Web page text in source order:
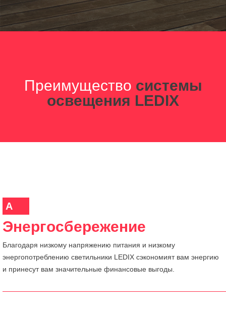
Преимущество системы
освещения LEDIX
A
Энергосбережение
Благодаря низкому напряжению питания и низкому
энергопотреблению светильники LEDIX сэкономият вам энергию
и принесут вам значительные финансовые выгоды.